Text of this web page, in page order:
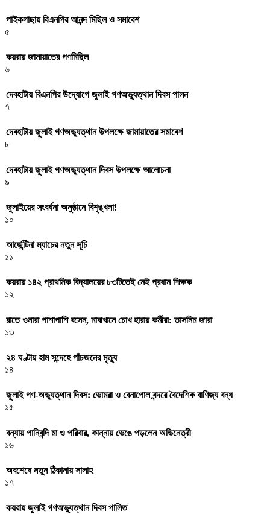
পাইকগাছায় বিএনপির আনন্দ মিছিল ও সমাবেশ
৫
কয়রায় জামায়াতের গণমিছিল
৬
দেবহাটায় বিএনপির উদ্যোগে জুলাই গণঅভ্যুত্থান দিবস পালন
৭
দেবহাটায় জুলাই গণঅভ্যুত্থান উপলক্ষে জামায়াতের সমাবেশ
৮
দেবহাটায় জুলাই গণঅভ্যুত্থান দিবস উপলক্ষে আলোচনা
৯
জুলাইয়ের সংবর্ধনা অনুষ্ঠানে বিশৃঙ্খলা!
১০
আর্জেন্টিনা ম্যাচের নতুন সূচি
১১
কয়রায় ১৪২ প্রাথমিক বিদ্যালয়ের ৮৩টিতেই নেই প্রধান শিক্ষক
১২
রাতে ওনারা পাশাপাশি বসেন, মাঝখানে চোখ হারায় কর্মীরা: তাসনিম জারা
১৩
২৪ ঘণ্টায় হাম সন্দেহে পাঁচজনের মৃত্যু
১৪
জুলাই গণ-অভ্যুত্থান দিবস: ভোমরা ও বেনাপোল বন্দরে বৈদেশিক বাণিজ্য বন্ধ
১৫
বন্যায় পানিবন্দি মা ও পরিবার, কান্নায় ভেঙে পড়লেন অভিনেত্রী
১৬
অবশেষে নতুন ঠিকানায় সালাহ
১৭
কয়রায় জুলাই গণঅভ্যুত্থান দিবস পালিত